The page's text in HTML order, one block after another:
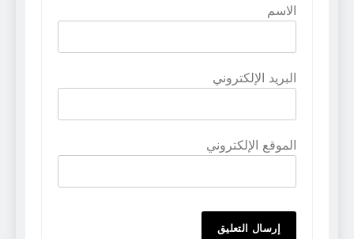
الاسم
البريد الإلكتروني
الموقع الإلكتروني